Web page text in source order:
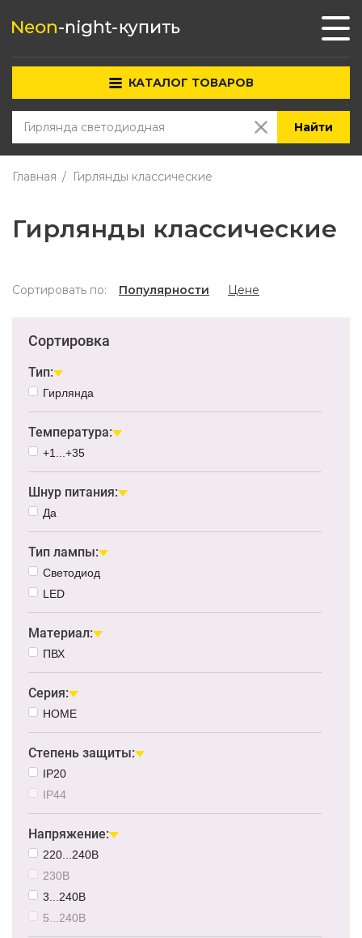
КАТАЛОГ ТОВАРОВ
Найти
Главная Гирлянды классические
Гирлянды классические
Сортировать по: Популярности Цене
Сортировка
Тип:
Гирлянда
Температура:
+1...+35
Шнур питания:
Да
Тип лампы:
Светодиод
LED
Материал:
ПВХ
Серия:
HOME
Степень защиты:
IP20
IP44
Напряжение:
220...240В
230В
3...240В
5...240В